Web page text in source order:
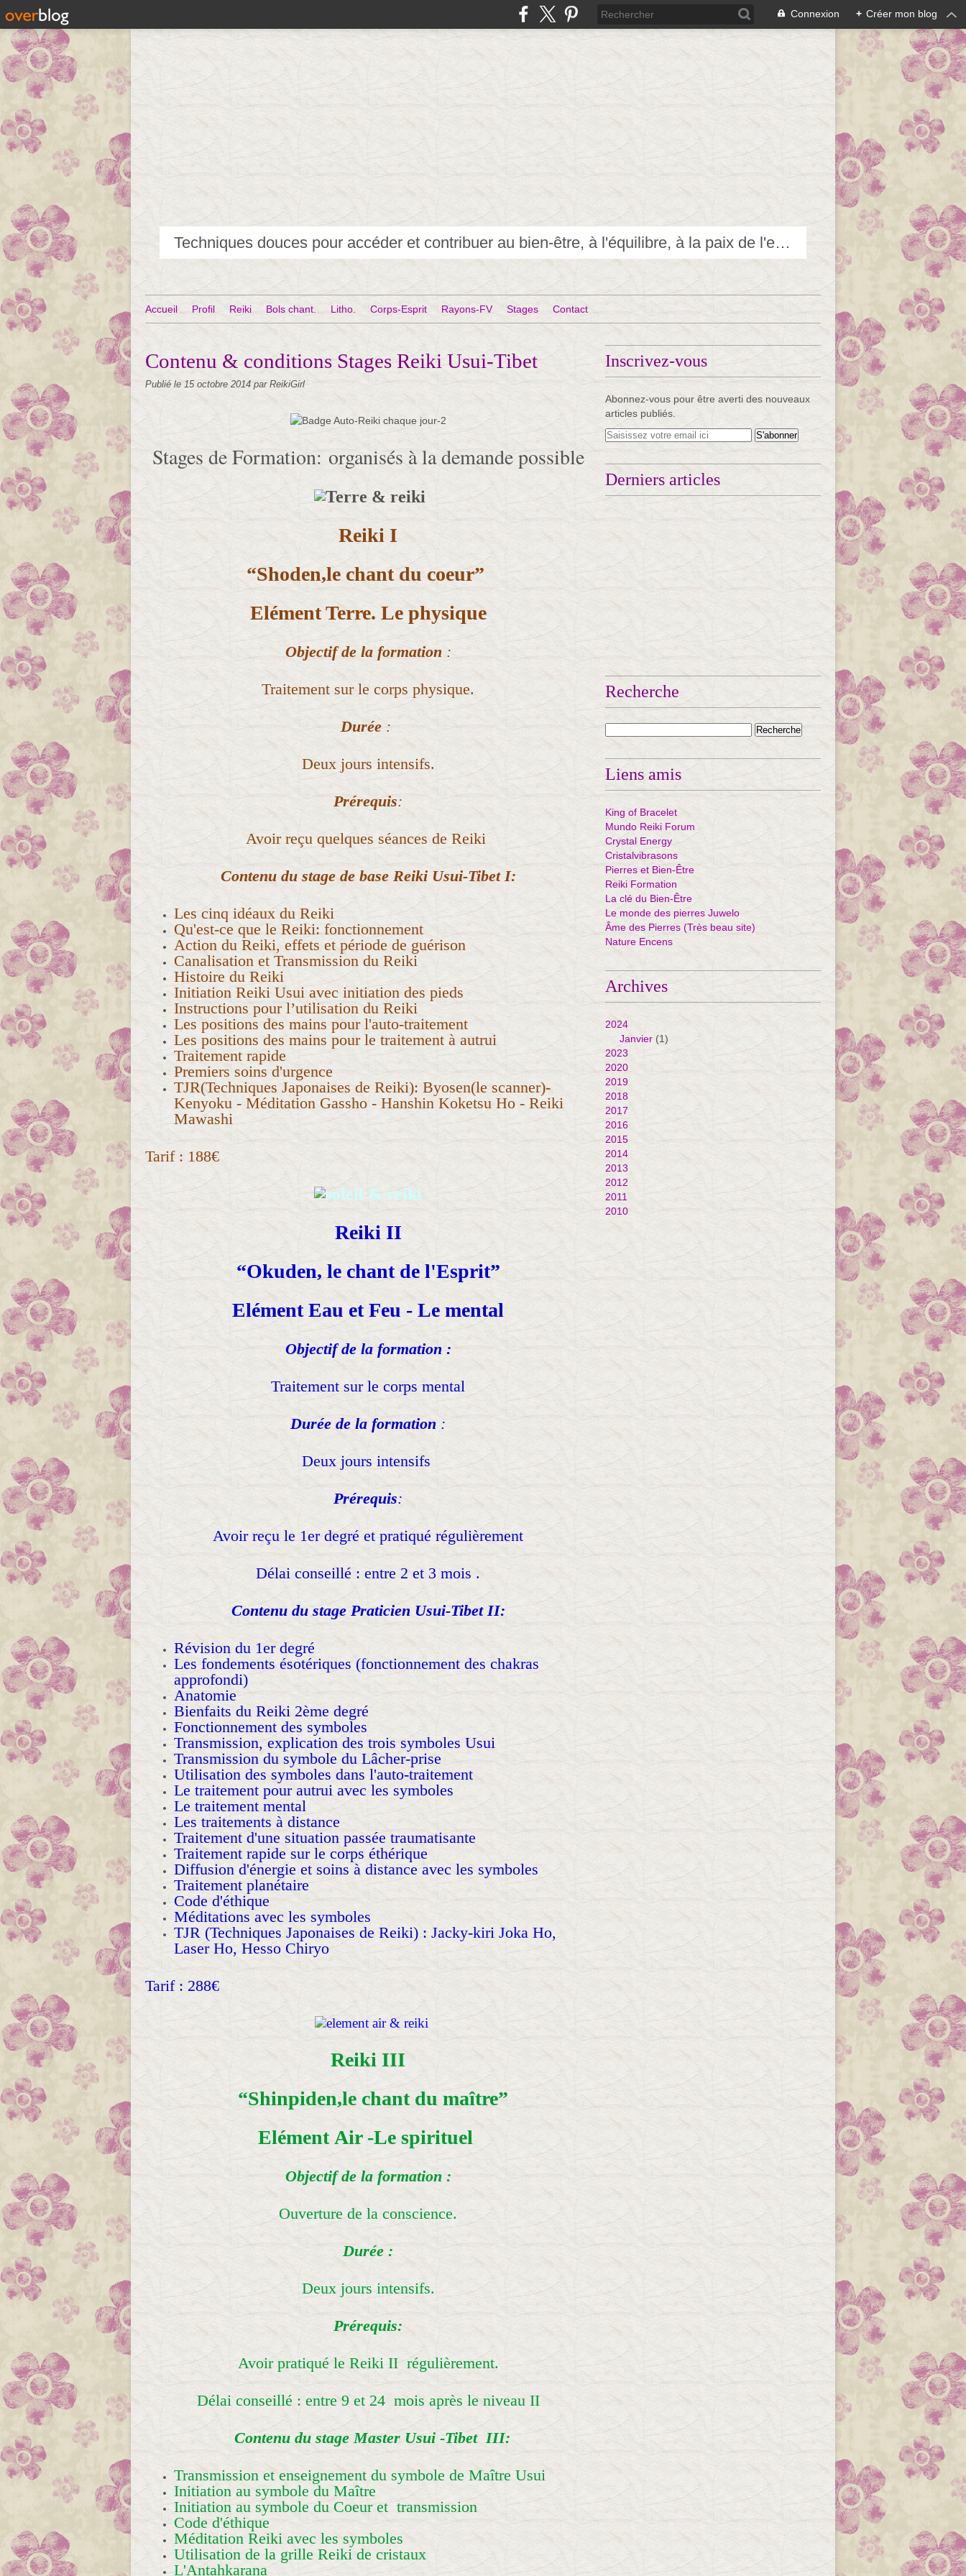
Connexion + Créer mon blog
Techniques douces pour accéder et contribuer au bien-être, à l'équilibre, à la paix de l'esprit...
Accueil Profil Reiki Bols chant. Litho. Corps-Esprit Rayons-FV Stages Contact
Contenu & conditions Stages Reiki Usui-Tibet
Publié le 15 octobre 2014 par ReikiGirl
Stages de Formation: organisés à la demande possible
Reiki I
“Shoden,le chant du coeur”
Elément Terre. Le physique
Objectif de la formation:
Traitement sur le corps physique.
Durée :
Deux jours intensifs.
Prérequis:
Avoir reçu quelques séances de Reiki
Contenu du stage de base Reiki Usui-Tibet I:
Les cinq idéaux du Reiki
Qu'est-ce que le Reiki: fonctionnement
Action du Reiki, effets et période de guérison
Canalisation et Transmission du Reiki
Histoire du Reiki
Initiation Reiki Usui avec initiation des pieds
Instructions pour l’utilisation du Reiki
Les positions des mains pour l'auto-traitement
Les positions des mains pour le traitement à autrui
Traitement rapide
Premiers soins d'urgence
TJR(Techniques Japonaises de Reiki): Byosen(le scanner)-
Kenyoku - Méditation Gassho - Hanshin Koketsu Ho - Reiki
Mawashi
Tarif : 188€
Reiki II
“Okuden, le chant de l'Esprit”
Elément Eau et Feu - Le mental
Objectif de la formation :
Traitement sur le corps mental
Durée de la formation :
Deux jours intensifs
Prérequis:
Avoir reçu le 1er degré et pratiqué régulièrement
Délai conseillé : entre 2 et 3 mois .
Contenu du stage Praticien Usui-Tibet II:
Révision du 1er degré
Les fondements ésotériques (fonctionnement des chakras
approfondi)
Anatomie
Bienfaits du Reiki 2ème degré
Fonctionnement des symboles
Transmission, explication des trois symboles Usui
Transmission du symbole du Lâcher-prise
Utilisation des symboles dans l'auto-traitement
Le traitement pour autrui avec les symboles
Le traitement mental
Les traitements à distance
Traitement d'une situation passée traumatisante
Traitement rapide sur le corps éthérique
Diffusion d'énergie et soins à distance avec les symboles
Traitement planétaire
Code d'éthique
Méditations avec les symboles
TJR (Techniques Japonaises de Reiki) : Jacky-kiri Joka Ho,
Laser Ho, Hesso Chiryo
Tarif : 288€
Reiki III
“Shinpiden,le chant du maître”
Elément Air -Le spirituel
Objectif de la formation :
Ouverture de la conscience.
Durée :
Deux jours intensifs.
Prérequis:
Avoir pratiqué le Reiki II régulièrement.
Délai conseillé : entre 9 et 24 mois après le niveau II
Contenu du stage Master Usui -Tibet III:
Transmission et enseignement du symbole de Maître Usui
Initiation au symbole du Maître
Initiation au symbole du Coeur et transmission
Code d'éthique
Méditation Reiki avec les symboles
Utilisation de la grille Reiki de cristaux
L'Antahkarana
Inscrivez-vous
Abonnez-vous pour être averti des nouveaux
articles publiés.
Derniers articles
Recherche
Liens amis
King of Bracelet
Mundo Reiki Forum
Crystal Energy
Cristalvibrasons
Pierres et Bien-Être
Reiki Formation
La clé du Bien-Être
Le monde des pierres Juwelo
Âme des Pierres (Très beau site)
Nature Encens
Archives
2024
Janvier (1)
2023
2020
2019
2018
2017
2016
2015
2014
2013
2012
2011
2010